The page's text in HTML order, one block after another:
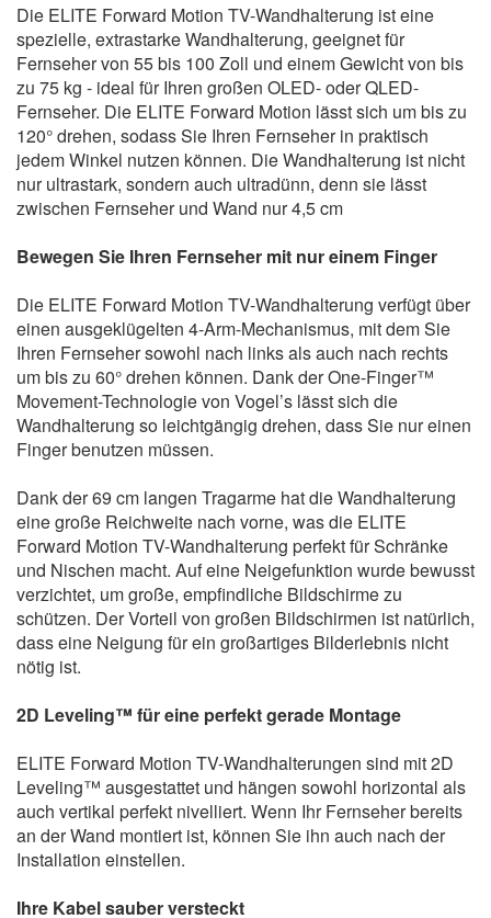
Die ELITE Forward Motion TV-Wandhalterung ist eine
spezielle, extrastarke Wandhalterung, geeignet für
Fernseher von 55 bis 100 Zoll und einem Gewicht von bis
zu 75 kg - ideal für Ihren großen OLED- oder QLED-
Fernseher. Die ELITE Forward Motion lässt sich um bis zu
120° drehen, sodass Sie Ihren Fernseher in praktisch
jedem Winkel nutzen können. Die Wandhalterung ist nicht
nur ultrastark, sondern auch ultradünn, denn sie lässt
zwischen Fernseher und Wand nur 4,5 cm
Bewegen Sie Ihren Fernseher mit nur einem Finger
Die ELITE Forward Motion TV-Wandhalterung verfügt über
einen ausgeklügelten 4-Arm-Mechanismus, mit dem Sie
Ihren Fernseher sowohl nach links als auch nach rechts
um bis zu 60° drehen können. Dank der One-Finger™
Movement-Technologie von Vogel’s lässt sich die
Wandhalterung so leichtgängig drehen, dass Sie nur einen
Finger benutzen müssen.
Dank der 69 cm langen Tragarme hat die Wandhalterung
eine große Reichweite nach vorne, was die ELITE
Forward Motion TV-Wandhalterung perfekt für Schränke
und Nischen macht. Auf eine Neigefunktion wurde bewusst
verzichtet, um große, empfindliche Bildschirme zu
schützen. Der Vorteil von großen Bildschirmen ist natürlich,
dass eine Neigung für ein großartiges Bilderlebnis nicht
nötig ist.
2D Leveling™ für eine perfekt gerade Montage
ELITE Forward Motion TV-Wandhalterungen sind mit 2D
Leveling™ ausgestattet und hängen sowohl horizontal als
auch vertikal perfekt nivelliert. Wenn Ihr Fernseher bereits
an der Wand montiert ist, können Sie ihn auch nach der
Installation einstellen.
Ihre Kabel sauber versteckt